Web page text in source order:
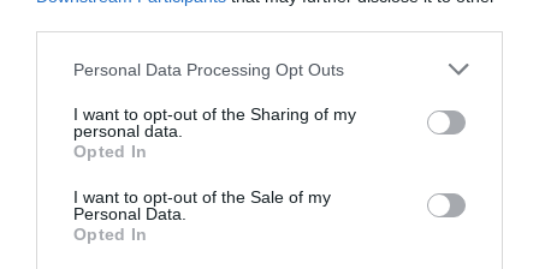
Please note that this website/app uses one or more Google
not limited to your visit or usage behaviour. You may click to
grant or deny consent to Google and its third-party tags to
use your data for below specified purposes in below Google
consent section.
Personal Data Processing Opt Outs
I want to opt-out of the Sharing of my
personal data.
Opted In
I want to opt-out of the Sale of my
Personal Data.
Opted In